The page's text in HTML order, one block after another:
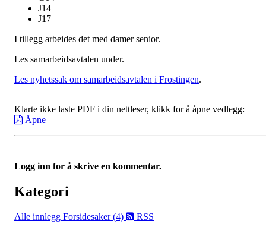
J14
J17
I tillegg arbeides det med damer senior.
Les samarbeidsavtalen under.
Les nyhetssak om samarbeidsavtalen i Frostingen.
Klarte ikke laste PDF i din nettleser, klikk for å åpne vedlegg:
Åpne
Logg inn for å skrive en kommentar.
Kategori
Alle innlegg Forsidesaker (4) RSS